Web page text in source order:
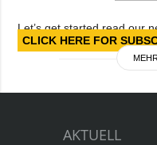
Let’s get started read our
CLICK HERE FOR
AKTUELL